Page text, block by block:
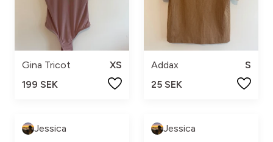
Gina Tricot
XS
199 SEK
Addax
S
25 SEK
Jessica Jessica